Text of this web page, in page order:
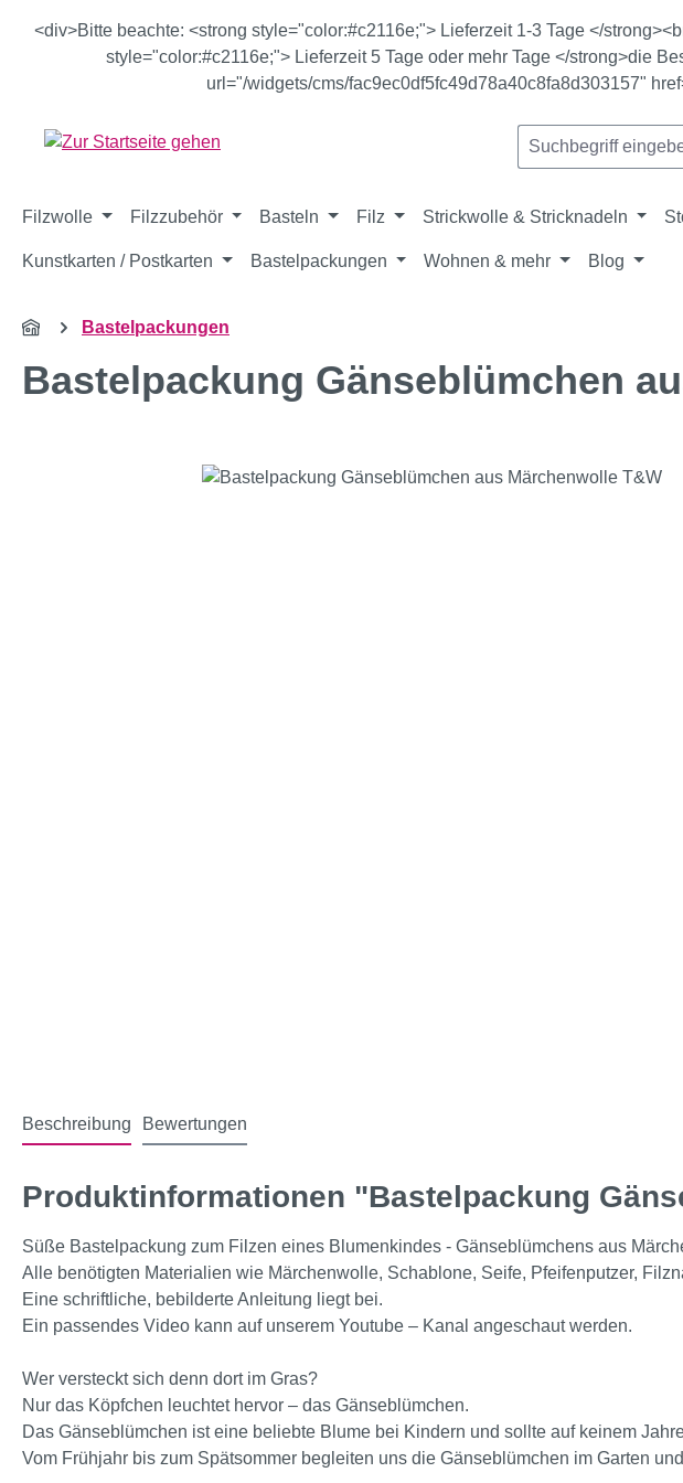
Hauptinhalt springen
Zur Suche springen
Zur Hauptnavigation springen
<div>Bitte beachte: <strong style="color:#c2116e;"> Lieferzeit 1-3 Tage </
style="color:#c2116e;"> Lieferzeit 5 Tage oder mehr Tage </strong>die
url="/widgets/cms/fac9ec0df5fc49d78a40c8fa8d303157"
Filzwolle Filzzubehör Basteln Filz Strickwolle & Stricknadeln
Kunstkarten / Postkarten Bastelpackungen Wohnen & mehr Blog
Bastelpackungen
Bastelpackung Gänseblümchen
Bildergalerie überspringen
Beschreibung Bewertungen
Produktinformationen "Bastelpackung
Süße Bastelpackung zum Filzen eines Blumenkindes - Gänseblümchens aus
Alle benötigten Materialien wie Märchenwolle, Schablone, Seife, Pfeifenputzer,
Eine schriftliche, bebilderte Anleitung liegt bei.
Ein passendes Video kann auf unserem Youtube – Kanal angeschaut werden.
Wer versteckt sich denn dort im Gras?
Nur das Köpfchen leuchtet hervor – das Gänseblümchen.
Das Gänseblümchen ist eine beliebte Blume bei Kindern und sollte auf keinem
Vom Frühjahr bis zum Spätsommer begleiten uns die Gänseblümchen im Garten